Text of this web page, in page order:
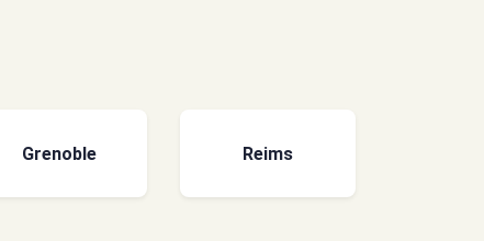
Grenoble Reims